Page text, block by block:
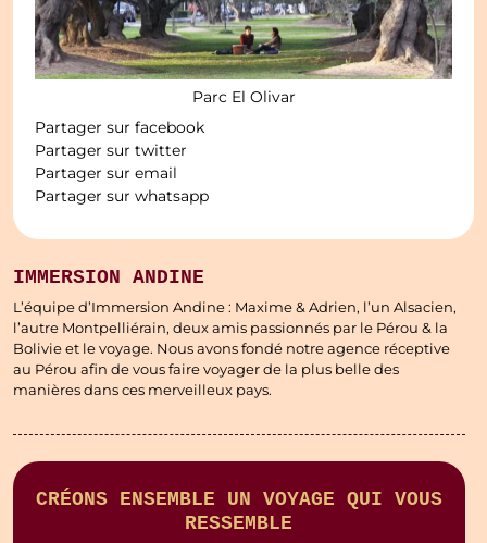
Parc El Olivar
Partager sur facebook
Partager sur twitter
Partager sur email
Partager sur whatsapp
IMMERSION ANDINE
L’équipe d’Immersion Andine : Maxime & Adrien, l’un Alsacien,
l’autre Montpelliérain, deux amis passionnés par le Pérou & la
Bolivie et le voyage. Nous avons fondé notre agence réceptive
au Pérou afin de vous faire voyager de la plus belle des
manières dans ces merveilleux pays.
CRÉONS ENSEMBLE UN VOYAGE QUI VOUS
RESSEMBLE